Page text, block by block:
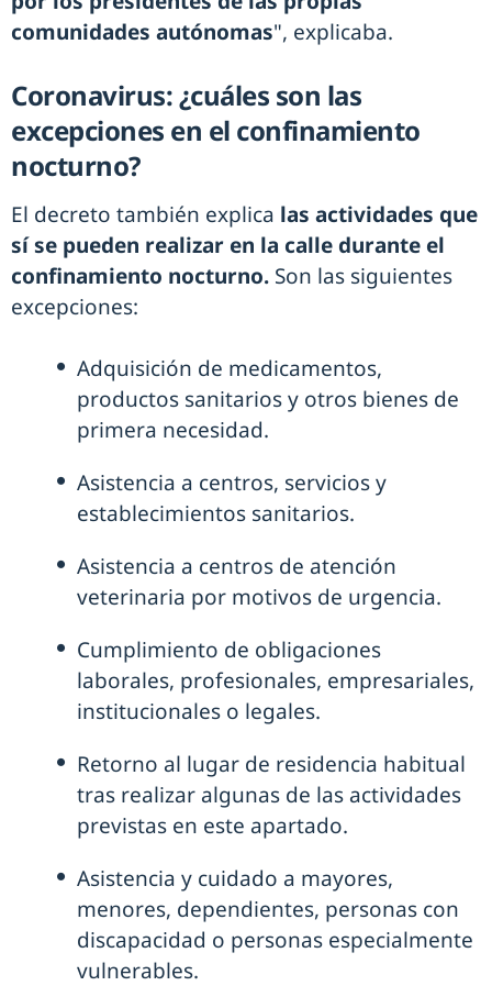
comunidades autónomas", explicaba.
Coronavirus: ¿cuáles son las
excepciones en el confinamiento
nocturno?
El decreto también explica las actividades que
sí se pueden realizar en la calle durante el
confinamiento nocturno. Son las siguientes
excepciones:
Adquisición de medicamentos,
productos sanitarios y otros bienes de
primera necesidad.
Asistencia a centros, servicios y
establecimientos sanitarios.
Asistencia a centros de atención
veterinaria por motivos de urgencia.
Cumplimiento de obligaciones
laborales, profesionales, empresariales,
institucionales o legales.
Retorno al lugar de residencia habitual
tras realizar algunas de las actividades
previstas en este apartado.
Asistencia y cuidado a mayores,
menores, dependientes, personas con
discapacidad o personas especialmente
vulnerables.